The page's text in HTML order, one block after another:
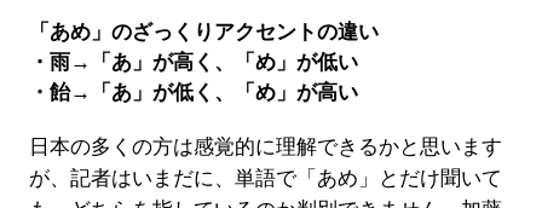
「あめ」のざっくりアクセントの違い
・雨→「あ」が高く、「め」が低い
・飴→「あ」が低く、「め」が高い
日本の多くの方は感覚的に理解できるかと思います
が、記者はいまだに、単語で「あめ」とだけ聞いて